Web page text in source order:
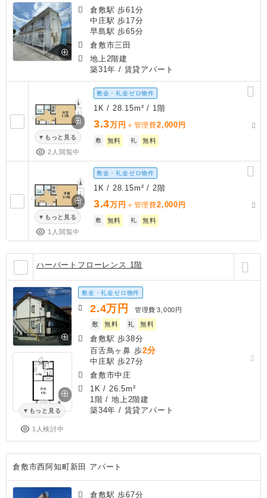
倉敷駅 歩61分
中庄駅 歩17分
早島駅 歩65分
倉敷市三田
地上2階建
築31年 / 賃貸アパート
もっと見る
2人閲覧中
敷金・礼金ゼロ物件
1K / 28.15m² / 1階
3.3万円 ＋管理費2,000 円
敷 無料 礼 無料
もっと見る
1人閲覧中
敷金・礼金ゼロ物件
1K / 28.15m² / 2階
3.4万円 ＋管理費2,000 円
敷 無料 礼 無料
ハーバートフローレンス 1階
もっと見る
1人検討中
敷金・礼金ゼロ物件
2.4万円 管理費 3,000円
敷
無料 礼 無料
倉敷駅 歩38分
百舌鳥ヶ鼻 歩2分
中庄駅 歩27分
倉敷市中庄
1K / 26.5m²
1階 / 地上2階建
築34年 / 賃貸アパート
倉敷市西阿知町新田 アパート
倉敷駅 歩67分